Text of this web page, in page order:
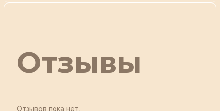
Отзывы
Отзывов пока нет.